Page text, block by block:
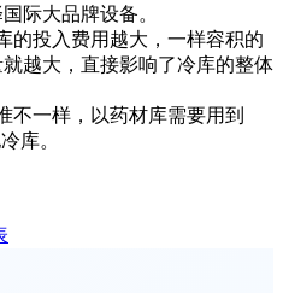
际大品牌设备。
投入费用越大，一样容积的
越大，直接影响了冷库的整体
一样，以药材库需要用到
库。